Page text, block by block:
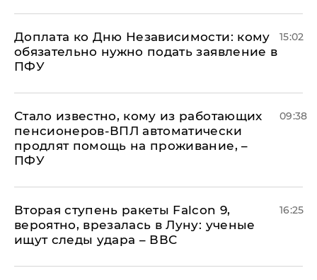
Доплата ко Дню Независимости: кому
обязательно нужно подать заявление в
ПФУ
15:02
Стало известно, кому из работающих
пенсионеров-ВПЛ автоматически
продлят помощь на проживание, –
ПФУ
09:38
Вторая ступень ракеты Falcon 9,
вероятно, врезалась в Луну: ученые
ищут следы удара – ВВС
16:25